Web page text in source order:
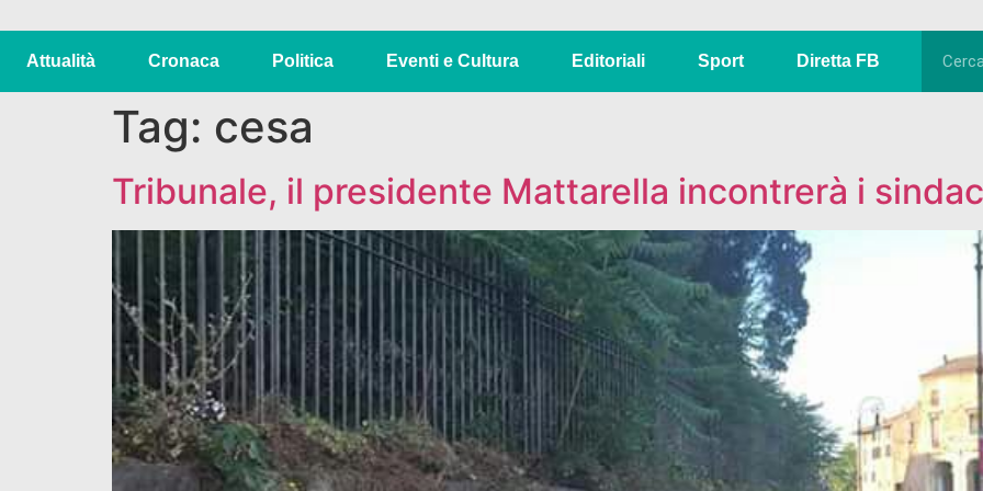
Attualità Cronaca Politica Eventi e Cultura Editoriali Sport Diretta FB
Tag: cesa
Tribunale, il presidente Mattarella incontrerà i